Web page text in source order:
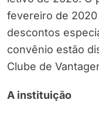
fevereiro de 2020
descontos
convênio estão
Clube de
A instituição